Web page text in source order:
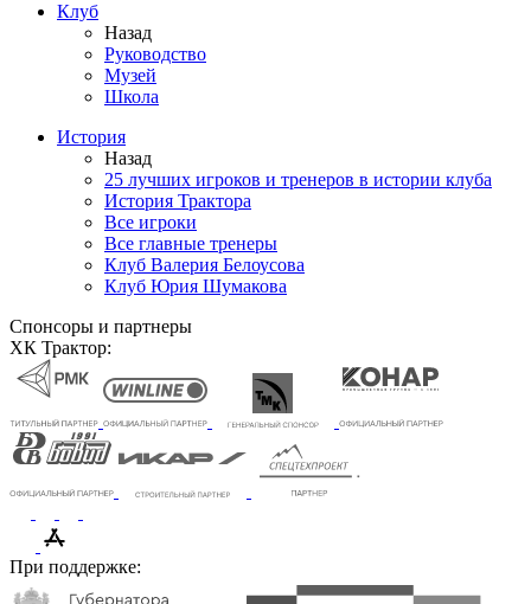
Клуб
Назад
Руководство
Музей
Школа
История
Назад
25 лучших игроков и тренеров в истории клуба
История Трактора
Все игроки
Все главные тренеры
Клуб Валерия Белоусова
Клуб Юрия Шумакова
Спонсоры и партнеры
ХК Трактор:
При поддержке: